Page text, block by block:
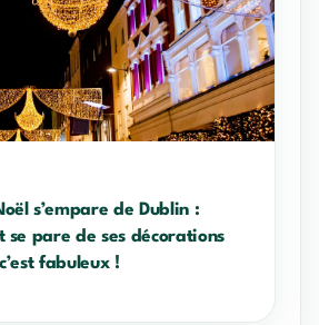
s’empare de Dublin :
pare de ses décorations
fabuleux !